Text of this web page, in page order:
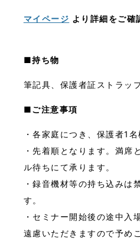
マイページ より詳細をご確
■持ち物
筆記具、保護者証ストラッ
■ご注意事項
・各家庭につき、保護者1
・先着順となります。満席
ル待ちにて承ります。
・録音機材等の持ち込みは
す。
・セミナー開始後の途中入
遠慮いただきますので予め